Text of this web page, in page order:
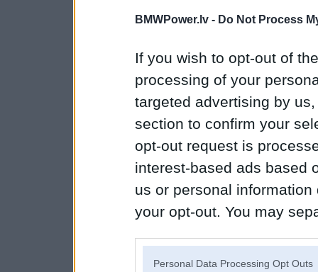
BMWPower.lv - Do Not Process
If you wish to opt-out of
processing of your
targeted advertising by
section to confirm your
opt-out request is
interest-based ads based
us or personal
your opt-out. You may
Personal Data Processing Opt Outs